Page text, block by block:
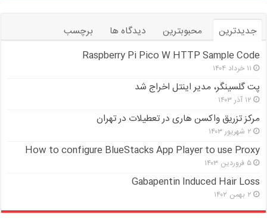
جدیدترین محبوبترین دیدگاه ها
برچسب
Raspberry Pi Pico W HTTP Sample Code
۱۱ خرداد ۱۴۰۴
پت گلسینگر، مدیر اینتل اخراج شد
۱۲ آذر ۱۴۰۳
مرکز تزریق واکسن هاری در تعطیلات در تهران
۲ شهریور ۱۴۰۳
How to configure BlueStacks App Player to use Proxy
۵ فروردین ۱۴۰۳
Gabapentin Induced Hair Loss
۲ بهمن ۱۴۰۲